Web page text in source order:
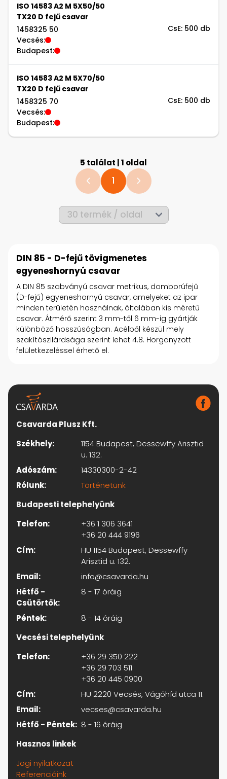
ISO 14583 A2 M 5X50/50
TX20 D fejű csavar
1458325 50
Vecsés:
Budapest:
CsE: 500 db
ISO 14583 A2 M 5X70/50
TX20 D fejű csavar
1458325 70
Vecsés:
Budapest:
CsE: 500 db
5 találat | 1 oldal
1
DIN 85 - D-fejű tövigmenetes
egyeneshornyú csavar
A DIN 85 szabványú csavar metrikus, domborúfejű
(D-fejű) egyeneshornyú csavar, amelyeket az ipar
minden területén használnak, általában kis méretű
csavar. Átmérő szerint 3 mm-től 6 mm-ig gyártják
különböző hosszúságban. Acélből készül mely
szakítószilárdsága szerint lehet 4.8. Horganyzott
felületkezeléssel érhető el.
Csavarda Plusz Kft.
Székhely:
1154 Budapest, Dessewffy Arisztid
u. 132.
Adószám:
14330300-2-42
Rólunk:
Történetünk
Budapesti telephelyünk
Telefon:
+36 1 306 3641
+36 20 444 9196
Cím:
HU 1154 Budapest, Dessewffy
Arisztid u. 132.
Email:
info@csavarda.hu
Hétfő -
Csütörtök:
8 - 17 óráig
Péntek:
8 - 14 óráig
Vecsési telephelyünk
Telefon:
+36 29 350 222
+36 29 703 511
+36 20 445 0900
Cím:
HU 2220 Vecsés, Vágóhíd utca 11.
Email:
vecses@csavarda.hu
Hétfő - Péntek: 8 - 16 óráig
Hasznos linkek
Jogi nyilatkozat
Referenciáink